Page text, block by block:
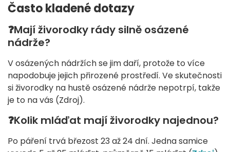
Často kladené dotazy
❓Mají živorodky rády silně osázené
nádrže?
V osázených nádržích se jim daří, protože to více
napodobuje jejich přirozené prostředí. Ve skutečnosti
si živorodky na hustě osázené nádrže nepotrpí, takže
je to na vás (Zdroj).
❓Kolik mláďat mají živorodky najednou?
Po páření trvá březost 23 až 24 dní. Jedna samice